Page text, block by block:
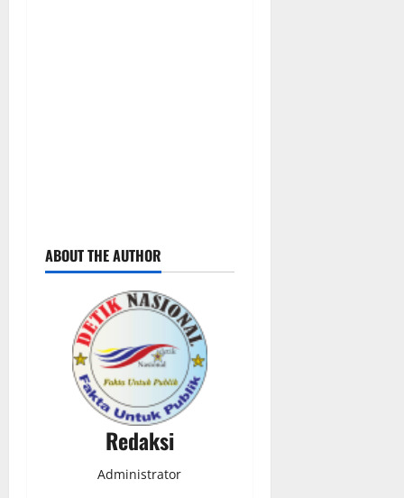
ABOUT THE AUTHOR
Redaksi
Administrator